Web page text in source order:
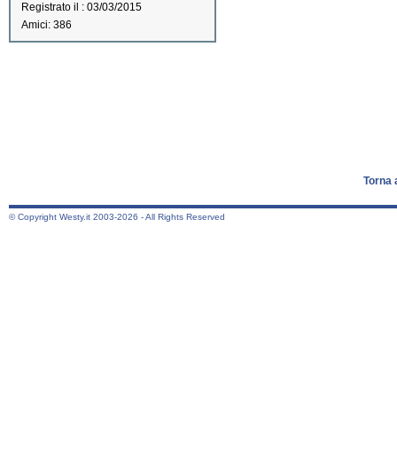
Registrato il : 03/03/2015
Amici: 386
Torna
© Copyright Westy.it 2003-2026 - All Rights Reserved